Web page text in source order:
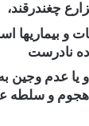
چغندرقند،
و بیماریها
نادرست
عدم وجین به
هجوم و سلطه